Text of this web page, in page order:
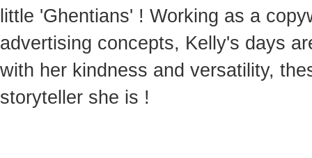
little 'Ghentians' ! Working as a
advertising concepts, Kelly's days
with her kindness and versatility,
storyteller she is !